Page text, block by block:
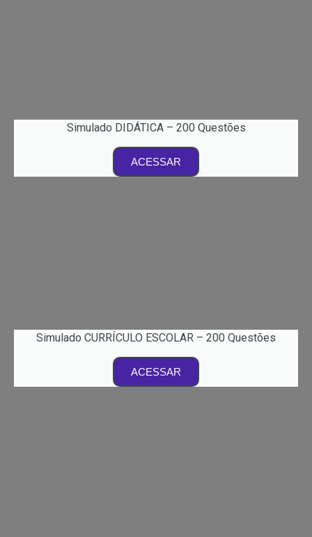
Simulado DIDÁTICA – 200 Questões
ACESSAR
Simulado CURRÍCULO ESCOLAR – 200 Questões
ACESSAR